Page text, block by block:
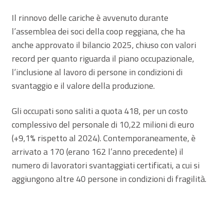
Il rinnovo delle cariche è avvenuto durante
l’assemblea dei soci della coop reggiana, che ha
anche approvato il bilancio 2025, chiuso con valori
record per quanto riguarda il piano occupazionale,
l’inclusione al lavoro di persone in condizioni di
svantaggio e il valore della produzione.
Gli occupati sono saliti a quota 418, per un costo
complessivo del personale di 10,22 milioni di euro
(+9,1% rispetto al 2024). Contemporaneamente, è
arrivato a 170 (erano 162 l’anno precedente) il
numero di lavoratori svantaggiati certificati, a cui si
aggiungono altre 40 persone in condizioni di fragilità.